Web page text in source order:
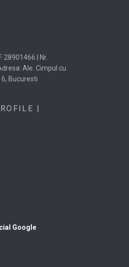
28901466 | Nr.
Ale. Cimpul cu
6, Bucuresti
|
Google